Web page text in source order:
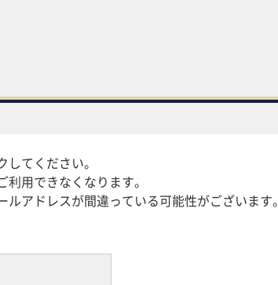
てください。
用できなくなります。
アドレスが間違っている可能性がございます。